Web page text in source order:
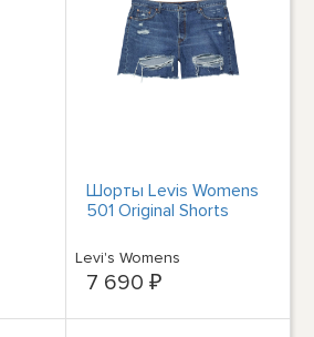
Шорты Levis Womens
501 Original Shorts
Levi's Womens
7 690 ₽